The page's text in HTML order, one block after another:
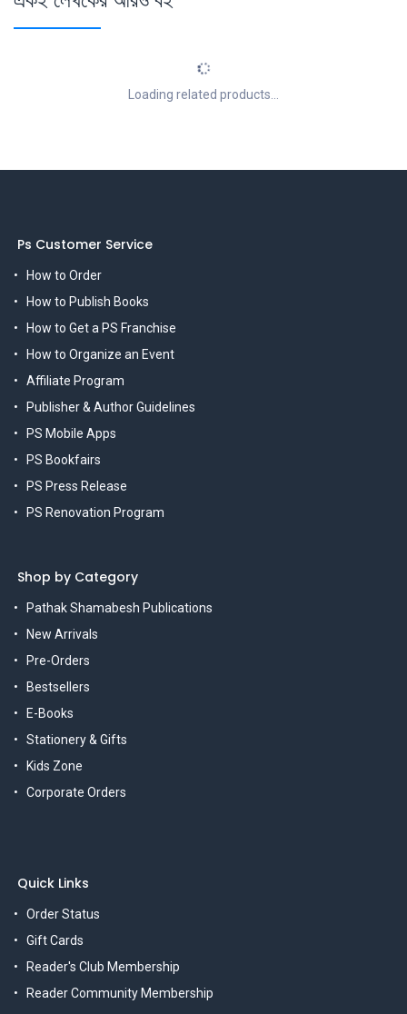
Loading related products...
Ps Customer Service
How to Order
How to Publish Books
How to Get a PS Franchise
How to Organize an Event
Affiliate Program
Publisher & Author Guidelines
PS Mobile Apps
PS Bookfairs
PS Press Release
PS Renovation Program
Shop by Category
Pathak Shamabesh Publications
New Arrivals
Pre-Orders
Bestsellers
E-Books
Stationery & Gifts
Kids Zone
Corporate Orders
Quick Links
Order Status
Gift Cards
Reader's Club Membership
Reader Community Membership